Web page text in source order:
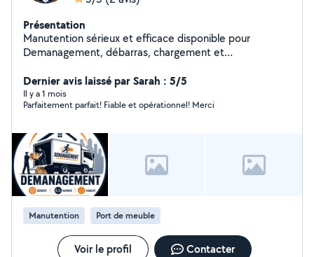
Présentation
Manutention sérieux et efficace disponible pour
Demanagement, débarras, chargement et
affaires.disponible 7j/7. Satisfaction et bon service avant
tout.
Dernier avis laissé par Sarah : 5/5
Il y a 1 mois
Parfaitement parfait! Fiable et opérationnel! Merci
Manutention Port de meuble
Voir le profil Contacter